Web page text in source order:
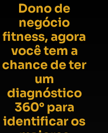
Dono de
negócio
fitness, agora
você tem a
chance de ter
um
diagnóstico
360° para
identificar os